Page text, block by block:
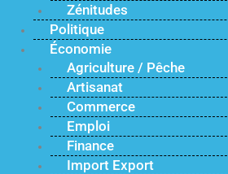
Zénitudes
Politique
Économie
Agriculture / Pêche
Artisanat
Commerce
Emploi
Finance
Import Export